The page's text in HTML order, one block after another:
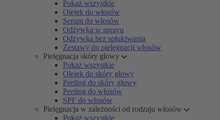
Pokaż wszystkie
Olejek do włosów
Serum do włosów
Odżywka w sprayu
Odżywka bez spłukiwania
Zestawy do pielęgnacji włosów
Pielęgnacja skóry głowy
Pokaż wszystkie
Olejek do skóry głowy
Peeling do skóry głowy
Peeling do włosów
SPF do włosów
Pielęgnacja w zależności od rodzaju włosów
Pokaż wszystkie